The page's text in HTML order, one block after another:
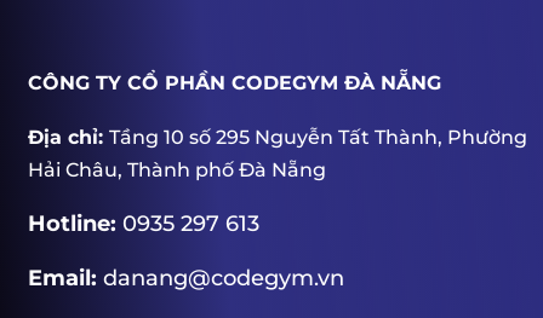
CÔNG TY CỔ PHẦN CODEGYM ĐÀ NẴNG
Địa chỉ: Tầng 10 số 295 Nguyễn Tất Thành, Phường
Hải Châu, Thành phố Đà Nẵng
Hotline: 0935 297 613
Email: danang@codegym.vn